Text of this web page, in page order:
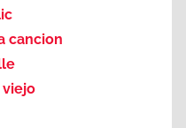
cancion
viejo